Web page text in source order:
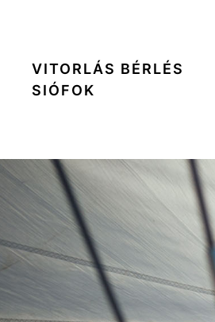
VITORLÁS BÉRLÉS
SIÓFOK